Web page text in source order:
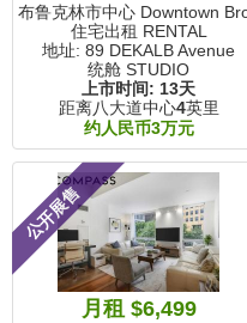
布鲁克林市中心 Downtown
住宅出租 RENTAL
地址: 89 DEKALB Avenue
统舱 STUDIO
上市时间: 13天
距离八大道中心4英里
约人民币3万元
公开展售
月租 $6,499